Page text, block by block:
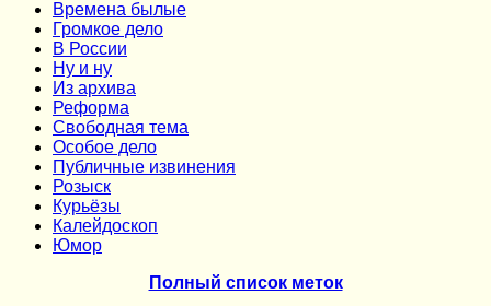
Времена былые
Громкое дело
В России
Ну и ну
Из архива
Реформа
Cвободная тема
Особое дело
Публичные извинения
Розыск
Курьёзы
Калейдоскоп
Юмор
Полный список меток